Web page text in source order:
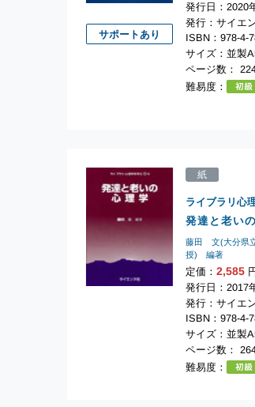
発行日：2020
発行：サイエ
ISBN：978-4-
サイズ：並製
ページ数：
難易度：
サポートあり
発達と老い
ライブラリ心
藤田 文(大分県
授) 編著
定価：2,585
紙
発行日：2017
発行：サイエ
ISBN：978-4-
サイズ：並製
ページ数：
難易度：